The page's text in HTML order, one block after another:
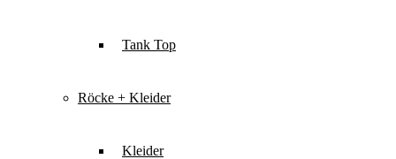
Tank Top
Röcke + Kleider
Kleider